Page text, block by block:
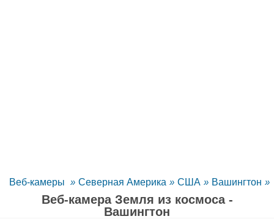
Веб-камеры » Северная Америка » США » Вашингтон »
Веб-камера Земля из космоса -
Вашингтон